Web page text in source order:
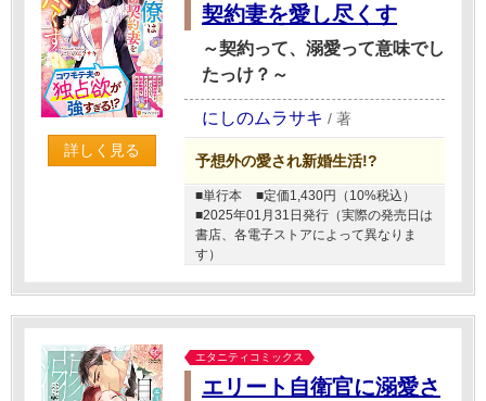
詳しく見る
契約妻を愛し尽くす
～契約って、溺愛って意味でし
たっけ？～
にしのムラサキ / 著
予想外の愛され新婚生活!?
■単行本
■定価1,430円（10%税込）
■2025年01月31日発行（実際の発売日は
書店、各電子ストアによって異なりま
す）
エタニティコミックス
エリート自衛官に溺愛さ